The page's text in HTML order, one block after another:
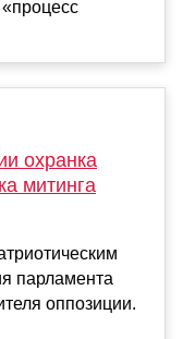
охранка
митинга
парламента
оппозиции.